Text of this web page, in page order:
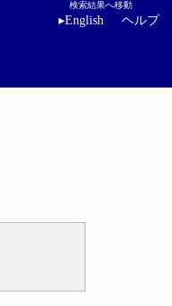
検索結果へ移動
▸English ヘルプ